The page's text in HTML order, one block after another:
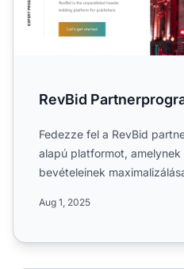
RevBid
Fedezze fel a RevBid
alapú platformot, amelynek
bevételeinek
Aug 1, 2025